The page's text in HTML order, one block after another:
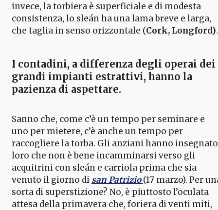
invece, la torbiera è superficiale e di modesta
consistenza, lo sleán ha una lama breve e larga,
che taglia in senso orizzontale (Cork, Longford).
I contadini, a differenza degli operai dei
grandi impianti estrattivi, hanno la
pazienza di aspettare.
Sanno che, come c’è un tempo per seminare e
uno per mietere, c’è anche un tempo per
raccogliere la torba. Gli anziani hanno insegnato
loro che non è bene incamminarsi verso gli
acquitrini con sleán e carriola prima che sia
venuto il giorno di san Patrizio(17 marzo). Per
sorta di superstizione? No, è piuttosto l’oculata
attesa della primavera che, foriera di venti miti,